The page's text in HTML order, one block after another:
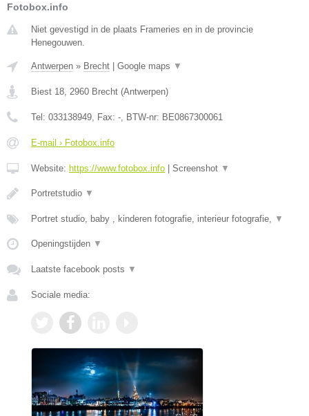
Fotobox.info
Niet gevestigd in de plaats Frameries en in de provincie
Henegouwen.
Antwerpen » Brecht | Google maps ▼
Biest 18 2960 Brecht (Antwerpen)
Tel: 033138949 , Fax: - , BTW-nr: BE0867300061
E-mail › Fotobox.info
Website: https://www.fotobox.info | Screenshot ▼
Portretstudio ▼
Portret studio, baby , kinderen fotografie, interieur fotografie, ▼
Openingstijden ▼
Laatste facebook posts ▼
Sociale media: